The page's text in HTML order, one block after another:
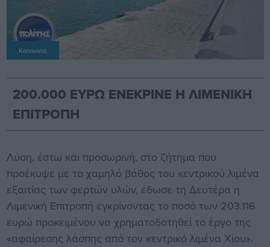
Κοινωνία
200.000 ΕΥΡΩ ΕΝΕΚΡΙΝΕ Η ΛΙΜΕΝΙΚΗ
ΕΠΙΤΡΟΠΗ
Λύση, έστω και προσωρινή, στο ζήτημα που
προέκυψε με το χαμηλό βάθος του κεντρικού λιμένα
εξαιτίας των φερτών υλών, έδωσε τη Δευτέρα η
Λιμενική Επιτροπή εγκρίνοντας το ποσό των 203.116
ευρώ προκειμένου να χρηματοδοτηθεί το έργο της
«αφαίρεσης λάσπης από τον κεντρικό λιμένα Χίου».